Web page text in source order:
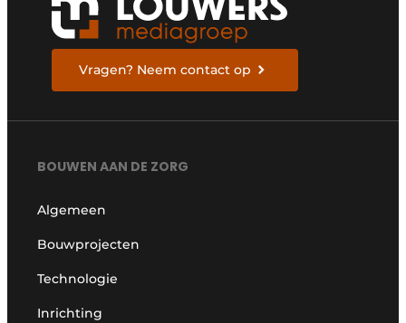
Vragen? Neem contact op
BOUWEN AAN DE ZORG
Algemeen
Bouwprojecten
Technologie
Inrichting